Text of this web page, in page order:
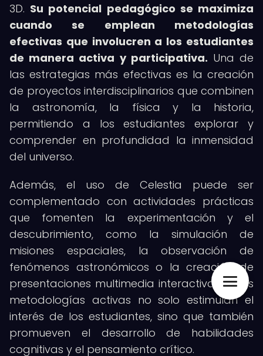
3D. Su potencial pedagógico se maximiza
cuando se emplean metodologías
efectivas que involucren a los estudiantes
de manera activa y participativa. Una de
las estrategias más efectivas es la creación
de proyectos interdisciplinarios que combinen
la astronomía, la física y la historia,
permitiendo a los estudiantes explorar y
comprender en profundidad la inmensidad
del universo.
Además, el uso de Celestia puede ser
complementado con actividades prácticas
que fomenten la experimentación y el
descubrimiento, como la simulación de
misiones espaciales, la observación de
fenómenos astronómicos o la creación de
presentaciones multimedia interactivas. Estas
metodologías activas no solo estimulan el
interés de los estudiantes, sino que también
promueven el desarrollo de habilidades
cognitivas y el pensamiento crítico.